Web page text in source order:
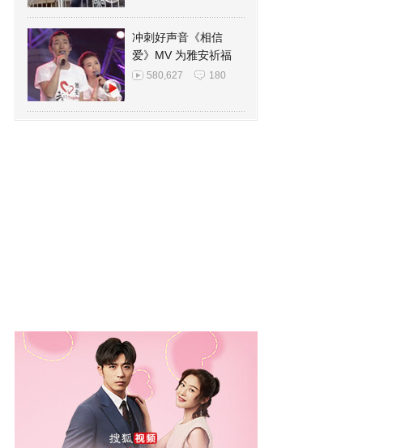
冲刺好声音《相信
爱》MV 为雅安祈福
580,627 180